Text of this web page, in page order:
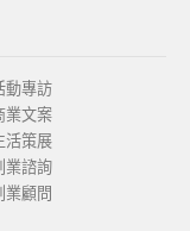
動專訪
業文案
活策展
業諮詢
業顧問